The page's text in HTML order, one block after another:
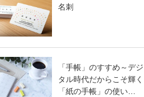
名刺
「手帳」のすすめ～デジ
タル時代だからこそ輝く
「紙の手帳」の使い…